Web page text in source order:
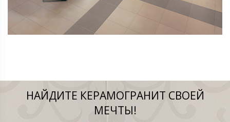
НАЙДИТЕ КЕРАМОГРАНИТ СВОЕЙ
МЕЧТЫ!